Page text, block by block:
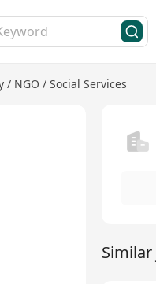
/ NGO / Social Services